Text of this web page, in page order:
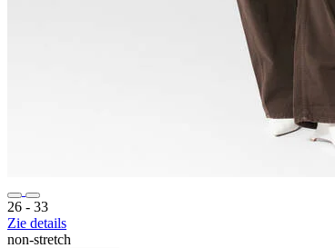
26 ‐ 33
Zie details
non-stretch